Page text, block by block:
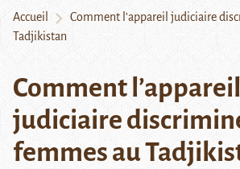
Accueil
Comment l’appareil judiciaire
Tadjikistan
Comment l’appareil
judiciaire
femmes au